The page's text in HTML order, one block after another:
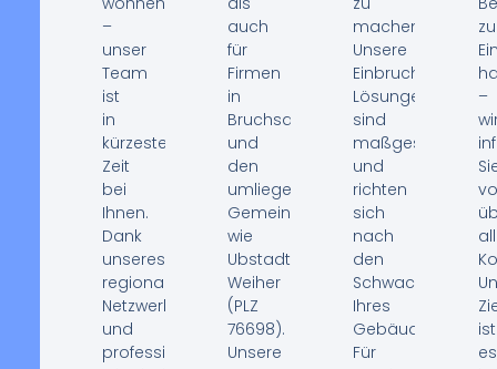
–
unser
Team
ist
in
kürzester
Zeit
bei
Ihnen.
Dank
unseres
regionalen
Netzwerks
und
professioneller
auch
für
Firmen
in
Bruchsal
und
den
umliegenden
Gemeinden
wie
Ubstadt-
Weiher
(PLZ
76698).
Unsere
machen.
Unsere
Einbruchschutz-
Lösungen
sind
maßgeschneidert
und
richten
sich
nach
den
Schwachstellen
Ihres
Gebäudes.
Für
–
ist